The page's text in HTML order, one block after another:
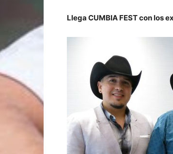
Llega CUMBIA FEST con los